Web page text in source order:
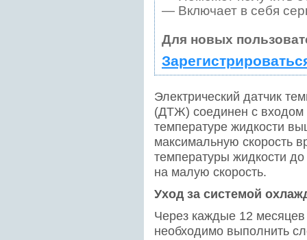
— Включает в себя
Для новых
Электрический датчик
(ДТЖ) соединен с входом
температуре жидкости
максимальную скорость
температуры жидкости
на малую скорость.
Уход за системой
Через каждые 12
необходимо выполнить